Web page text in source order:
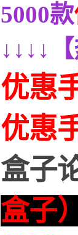
5000款
↓↓↓↓
优惠
优惠
盒子
盒子）